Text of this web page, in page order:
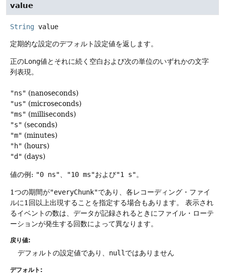
value
String value
定期的な設定のデフォルト設定値を返します。
正のLong値とそれに続く空白および次の単位のいずれかの文字
列表現。
"ns" (nanoseconds)
"us" (microseconds)
"ms" (milliseconds)
"s" (seconds)
"m" (minutes)
"h" (hours)
"d" (days)
値の例: "0 ns" "10 ms"および"1 s"。
1つの期間が"everyChunk"であり、各レコーディング・ファイ
ルに1回以上出現することを指定する場合もあります。
表示され
るイベントの数は、データが記録されるときにファイル・ローテ
ーションが発生する回数によって異なります。
戻り値:
デフォルトの設定値であり、 nullではありません
デフォルト: